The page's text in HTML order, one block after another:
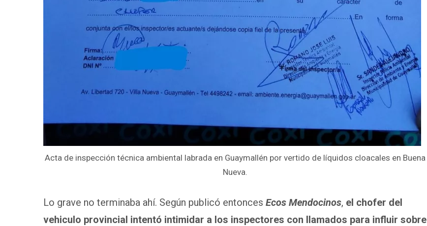
Acta de inspección técnica ambiental labrada en Guaymallén por vertido de líquidos cloacales en Buena
Nueva.
Lo grave no terminaba ahí. Según publicó entonces Ecos Mendocinos, el chofer del
vehiculo provincial intentó intimidar a los inspectores con llamados para influir sobre